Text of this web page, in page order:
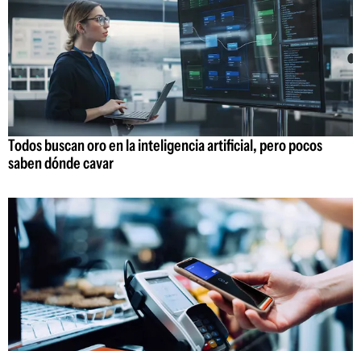
Todos buscan oro en la inteligencia artificial, pero pocos
saben dónde cavar